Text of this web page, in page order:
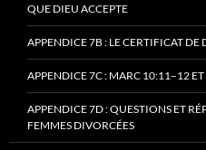
QUE DIEU ACCEPTE
APPENDICE 7B : LE CERTIFICAT
APPENDICE 7C : MARC 10:11–12 ET
APPENDICE 7D : QUESTIONS ET
FEMMES DIVORCÉES